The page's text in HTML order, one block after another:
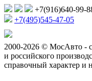
+7(916)640-99-
+7(495)545-47-05
2000-2026 © МосАвто -
и российского
справочный характер и